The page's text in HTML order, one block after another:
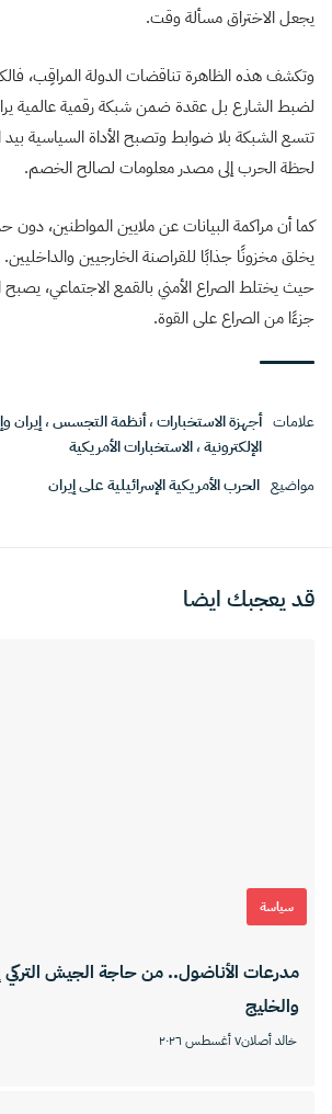
يجعل الاختراق مسألة وقت.
وتكشف هذه الظاهرة تناقضات الدولة المراقِب،
لضبط الشارع بل عقدة ضمن شبكة رقمية عالمية
تتسع الشبكة بلا ضوابط وتصبح الأداة السياسية
لحظة الحرب إلى مصدر معلومات لصالح الخصم.
كما أن مراكمة البيانات عن ملايين المواطنين، دون
يخلق مخزونًا جذابًا للقراصنة الخارجيين
حيث يختلط الصراع الأمني بالقمع الاجتماعي، يصبح
جزءًا من الصراع على القوة.
علامات أجهزة الاستخبارات،أنظمة التجسس،إيران
الإلكترونية،الاستخبارات الأمريكية
مواضيع الحرب الأمريكية الإسرائيلية على إيران
قد يعجبك ايضا
سياسة
مدرعات الأناضول.. من حاجة الجيش التركي
والخليج
خالد أصلان٧ أغسطس ٢٠٢٦